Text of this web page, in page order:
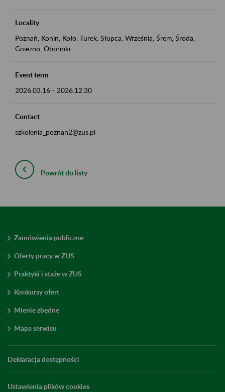
Locality
Poznań, Konin, Koło, Turek, Słupca, Września, Śrem, Środa,
Gniezno, Oborniki
Event term
2026.03.16 - 2026.12.30
Contact
szkolenia_poznan2@zus.pl
Powrót do listy
Zamówienia publiczne
Oferty pracy w ZUS
Praktyki i staże w ZUS
Konkursy ofert
Mienie zbędne
Mapa serwisu
Deklaracja dostępności
Ustawienia plików cookies